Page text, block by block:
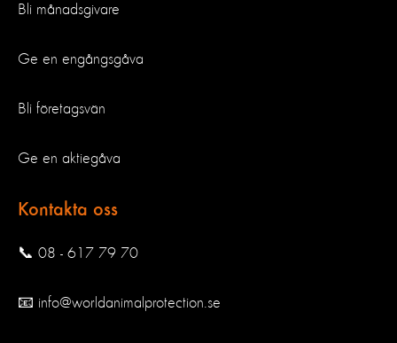
Bli månadsgivare
Ge en engångsgåva
Bli företagsvän
Ge en aktiegåva
Kontakta oss
📞 08 - 617 79 70
📧 info@worldanimalprotection.se